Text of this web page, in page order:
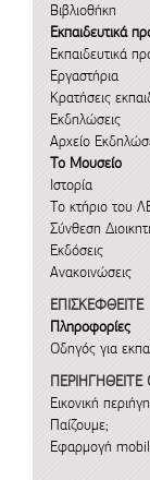
Βιβλιοθήκη
Εκπαιδευτικά
Εκπαιδευτικά
Εργαστήρια
Κρατήσεις
Εκδηλώσεις
Αρχείο
Το Μουσείο
Ιστορία
Το κτήριο του
Σύνθεση
Εκδόσεις
Ανακοινώσεις
ΕΠΙΣΚΕΦΘΕΙΤΕ
Πληροφορίες
Οδηγός για
ΠΕΡΙΗΓΗΘΕΙΤΕ
Εικονική
Παίζουμε;
Εφαρμογή